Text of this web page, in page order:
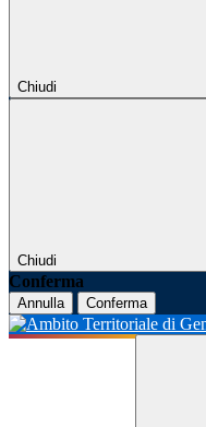
Chiudi
Chiudi
Conferma
Annulla Conferma